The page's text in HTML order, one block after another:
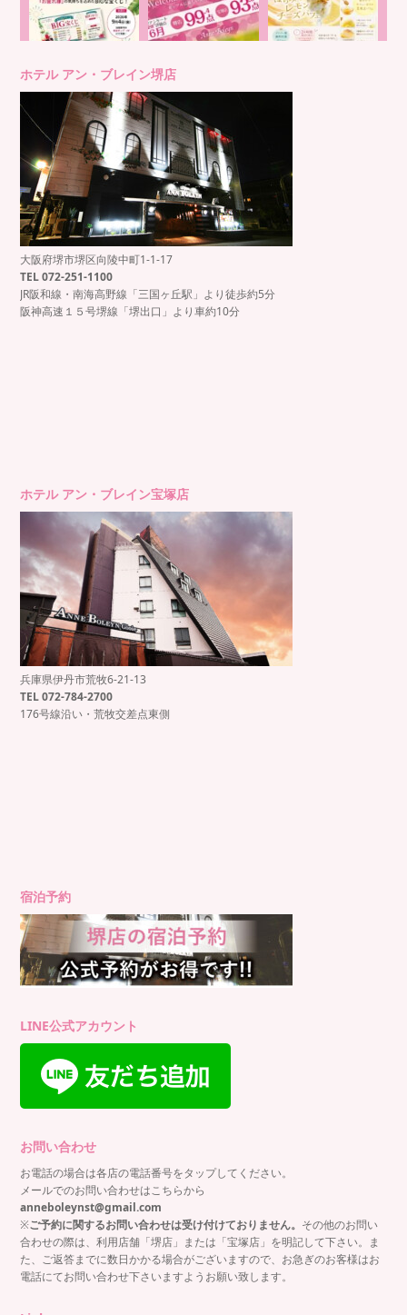
もっと見る
ホテル アン・ブレイン堺店
大阪府堺市堺区向陵中町1-1-17
TEL 072-251-1100
JR阪和線・南海高野線「三国ヶ丘駅」より徒歩約5分
阪神高速１５号堺線「堺出口」より車約10分
ホテル アン・ブレイン宝塚店
兵庫県伊丹市荒牧6-21-13
TEL 072-784-2700
176号線沿い・荒牧交差点東側
宿泊予約
LINE公式アカウント
お問い合わせ
お電話の場合は各店の電話番号をタップしてください。
メールでのお問い合わせはこちらから
anneboleynst@gmail.com
※ご予約に関するお問い合わせは受け付けておりません。 その他のお問い
合わせの際は、利用店舗「堺店」または「宝塚店」を明記して下さい。ま
た、ご返答までに数日かかる場合がございますので、お急ぎのお客様はお
電話にてお問い合わせ下さいますようお願い致します。